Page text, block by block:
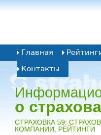
о
CТРАХОВКА 59:
КОМПАНИИ, РЕЙТИНГИ
Главная
Контакты